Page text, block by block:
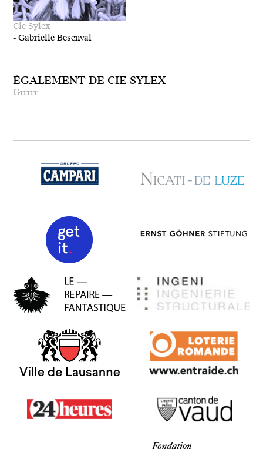
Cie Sylex
-Gabrielle Besenval
ÉGALEMENT DE CIE SYLEX
Grrrrr